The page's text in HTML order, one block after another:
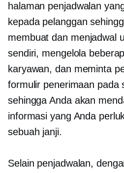
halaman penjadwalan
kepada pelanggan
membuat dan menjadwal
sendiri, mengelola
karyawan, dan meminta
formulir penerimaan pada
sehingga Anda akan
informasi yang Anda
sebuah janji.
Selain penjadwalan,